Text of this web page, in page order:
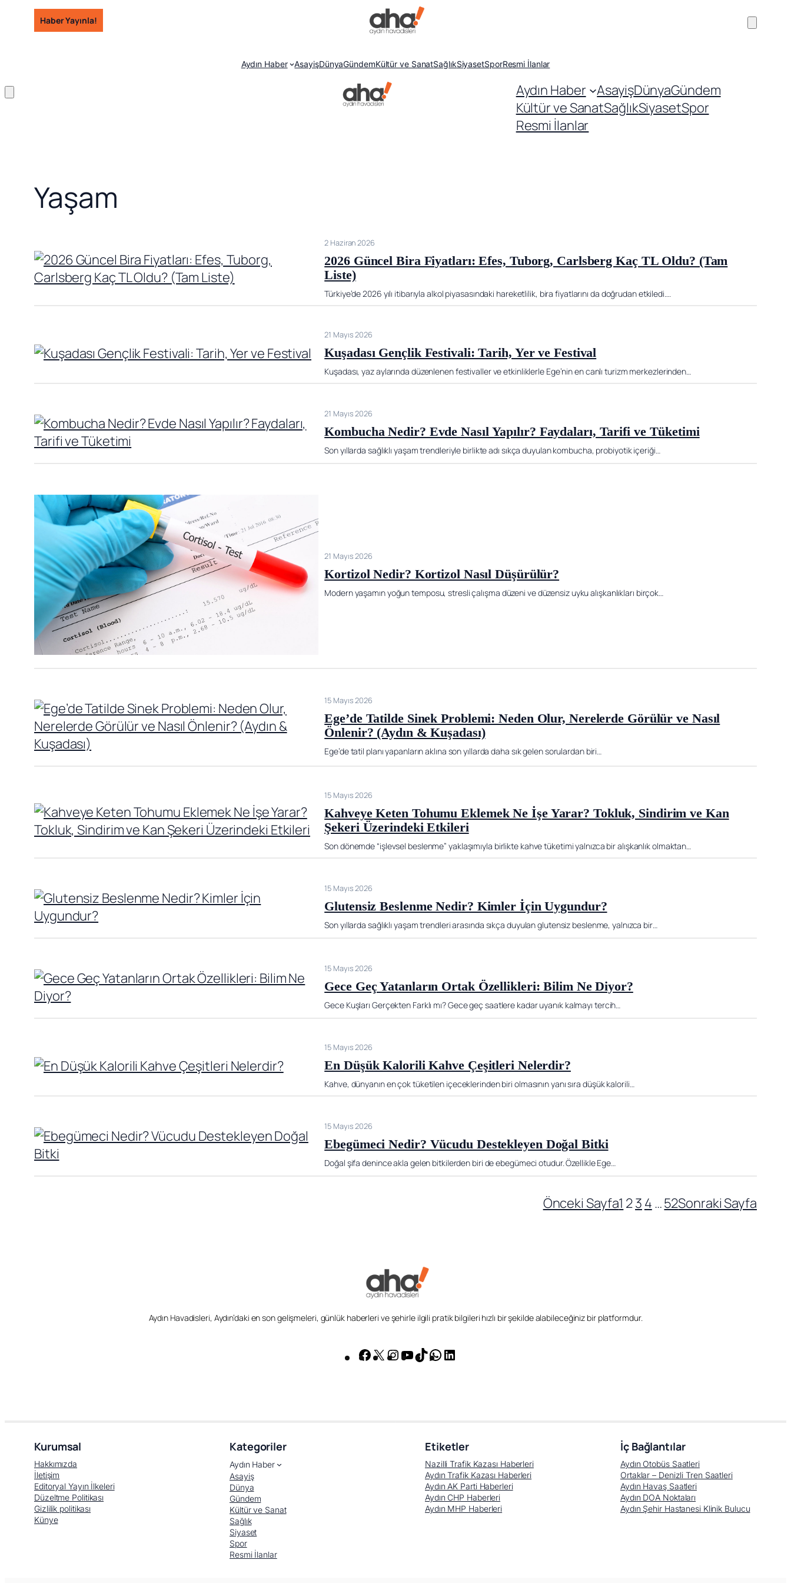
İçeriğeHaber Yayınla!
Aydın Haber AsayişDünyaGündemKültür ve SanatSağlıkSiyasetSporResmi İlanlar
Aydın Haber AsayişDünyaGündem
Kültür ve SanatSağlıkSiyasetSpor
Resmi İlanlar
Yaşam
2 Haziran 2026
2026 Güncel Bira Fiyatları: Efes, Tuborg, Carlsberg Kaç TL Oldu? (Tam
Liste)
Türkiye’de 2026 yılı itibarıyla alkol piyasasındaki hareketlilik, bira fiyatlarını da doğrudan etkiledi….
21 Mayıs 2026
Kuşadası Gençlik Festivali: Tarih, Yer ve Festival
Kuşadası, yaz aylarında düzenlenen festivaller ve etkinliklerle Ege’nin en canlı turizm merkezlerinden…
21 Mayıs 2026
Kombucha Nedir? Evde Nasıl Yapılır? Faydaları, Tarifi ve Tüketimi
Son yıllarda sağlıklı yaşam trendleriyle birlikte adı sıkça duyulan kombucha, probiyotik içeriği…
21 Mayıs 2026
Kortizol Nedir? Kortizol Nasıl Düşürülür?
Modern yaşamın yoğun temposu, stresli çalışma düzeni ve düzensiz uyku alışkanlıkları birçok…
15 Mayıs 2026
Ege’de Tatilde Sinek Problemi: Neden Olur, Nerelerde Görülür ve Nasıl
Önlenir? (Aydın & Kuşadası)
Ege’de tatil planı yapanların aklına son yıllarda daha sık gelen sorulardan biri…
15 Mayıs 2026
Kahveye Keten Tohumu Eklemek Ne İşe Yarar? Tokluk, Sindirim ve Kan
Şekeri Üzerindeki Etkileri
Son dönemde “işlevsel beslenme” yaklaşımıyla birlikte kahve tüketimi yalnızca bir alışkanlık olmaktan…
15 Mayıs 2026
Glutensiz Beslenme Nedir? Kimler İçin Uygundur?
Son yıllarda sağlıklı yaşam trendleri arasında sıkça duyulan glutensiz beslenme, yalnızca bir…
15 Mayıs 2026
Gece Geç Yatanların Ortak Özellikleri: Bilim Ne Diyor?
Gece Kuşları Gerçekten Farklı mı? Gece geç saatlere kadar uyanık kalmayı tercih…
15 Mayıs 2026
En Düşük Kalorili Kahve Çeşitleri Nelerdir?
Kahve, dünyanın en çok tüketilen içeceklerinden biri olmasının yanı sıra düşük kalorili…
15 Mayıs 2026
Ebegümeci Nedir? Vücudu Destekleyen Doğal Bitki
Doğal şifa denince akla gelen bitkilerden biri de ebegümeci otudur. Özellikle Ege…
Önceki Sayfa1 23 4 …52Sonraki Sayfa
Aydın Havadisleri, Aydın’daki en son gelişmeleri, günlük haberleri ve şehirle ilgili pratik bilgileri hızlı bir şekilde alabileceğiniz bir platformdur.
Facebook
X Instagram
YouTube
TikTokWhatsApp
Kurumsal
Hakkımızda
İletişim
Editoryal Yayın İlkeleri
Düzeltme Politikası
Gizlilik politikası
Künye
Kategoriler
Aydın Haber
Asayiş
Dünya
Gündem
Kültür ve Sanat
Sağlık
Siyaset
Spor
Resmi İlanlar
Etiketler
Nazilli Trafik Kazası Haberleri
Aydın Trafik Kazası Haberleri
Aydın AK Parti Haberleri
Aydın CHP Haberleri
Aydın MHP Haberleri
İç Bağlantılar
Aydın Otobüs Saatleri
Ortaklar – Denizli Tren Saatleri
Aydın Havaş Saatleri
Aydın DOA Noktaları
Aydın Şehir Hastanesi Klinik Bulucu